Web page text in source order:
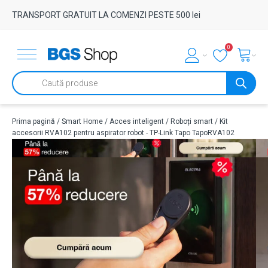
TRANSPORT GRATUIT LA COMENZI PESTE 500 lei
0
Products
search
Prima pagină / Smart Home / Acces inteligent / Roboți smart / Kit
accesorii RVA102 pentru aspirator robot - TP-Link Tapo TapoRVA102